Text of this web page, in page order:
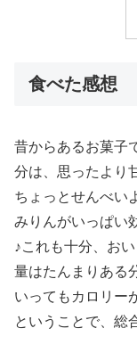
食べた感想
昔からあるお菓子
分は、思ったより
ちょっとせんべい
みりんがいっぱい
♪これも十分、お
量はたんまりある
いってもカロリー
ということで、総